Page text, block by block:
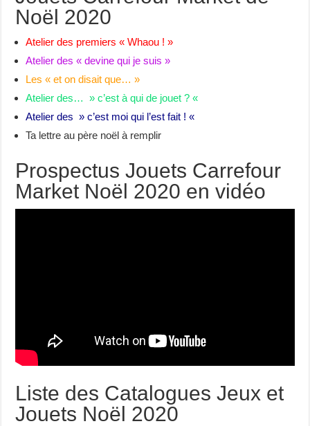
Noël 2020
Atelier des premiers « Whaou ! »
Atelier des « devine qui je suis »
Les « et on disait que… »
Atelier des… » c’est à qui de jouet ? «
Atelier des » c’est moi qui l’est fait ! «
Ta lettre au père noël à remplir
Prospectus Jouets Carrefour
Market Noël 2020 en vidéo
Liste des Catalogues Jeux et
Jouets Noël 2020